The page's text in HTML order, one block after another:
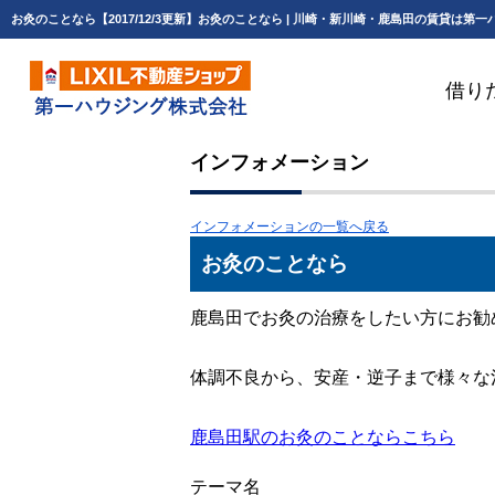
借り
インフォメーション
インフォメーションの一覧へ戻る
お灸のことなら
鹿島田でお灸の治療をしたい方にお勧
体調不良から、安産・逆子まで様々
鹿島田駅のお灸のことならこちら
テーマ名